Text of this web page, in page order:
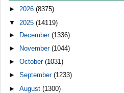
►2026(8375)
▼ 2025(14119)
►
December(1336)
►
November(1044)
►October(1031)
►September(1233)
►August(1300)